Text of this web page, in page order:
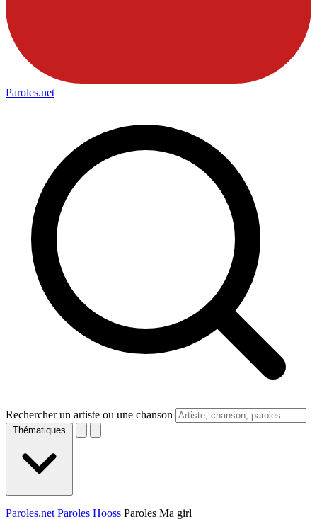
Paroles.net
Rechercher un artiste ou une chanson
Thématiques
Paroles.net Paroles Hooss Paroles Ma girl